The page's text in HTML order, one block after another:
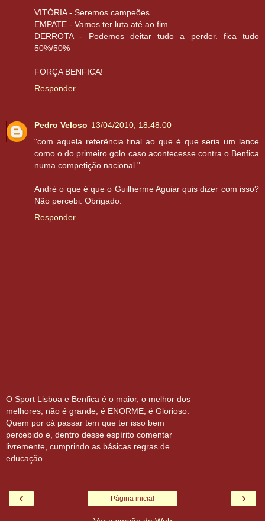
VITÓRIA - Seremos campeões
EMPATE - Vamos ter luta até ao fim
DERROTA - Podemos deitar tudo a perder. fica tudo
50%/50%
FORÇA BENFICA!
Responder
Pedro Veloso 13/04/2010, 18:48:00
"com aquela referência final ao que é que seria um lance
como o do primeiro golo caso acontecesse contra o Benfica
numa competição nacional."
André o que é que o Guilherme Aguiar quis dizer com isso?
Não percebi. Obrigado.
Responder
O Sport Lisboa e Benfica é o maior, o melhor dos
melhores, não é grande, é ENORME, é Glorioso.
Quem por cá passar tem que ter isso bem
percebido e, dentro desse espírito comentar
livremente, cumprindo as básicas regras de
educação.
‹ ›
Página inicial